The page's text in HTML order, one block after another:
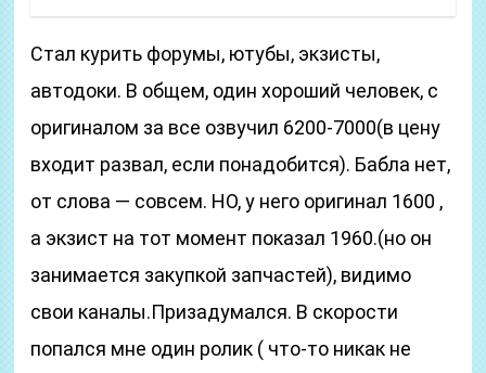
Стал курить форумы, ютубы, экзисты,
автодоки. В общем, один хороший человек, с
оригиналом за все озвучил 6200-7000(в цену
входит развал, если понадобится). Бабла нет,
от слова — совсем. НО, у него оригинал 1600 ,
а экзист на тот момент показал 1960.(но он
занимается закупкой запчастей), видимо
свои каналы.Призадумался. В скорости
попался мне один ролик ( что-то никак не